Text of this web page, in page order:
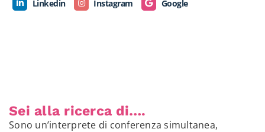
Linkedin Instagram Google
Sei alla ricerca di….
Sono un’interprete di conferenza simultanea,